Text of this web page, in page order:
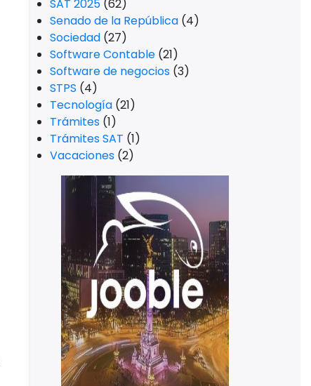
SAT 2025 (62)
Senado de la República (4)
Sociedad (27)
Software Contable (21)
Software de negocios (3)
STPS (4)
Tecnología (21)
Trámites (1)
Trámites SAT (1)
Vacaciones (2)